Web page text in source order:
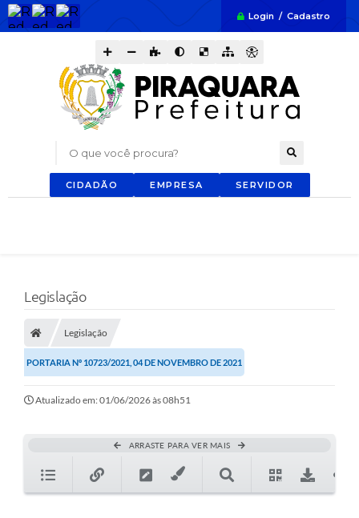
Login / Cadastro
O que você procura?
CIDADÃO EMPRESA SERVIDOR
Legislação
Legislação
PORTARIA Nº 10723/2021, 04 DE NOVEMBRO DE 2021
Atualizado em: 01/06/2026 às 08h51
ARRASTE PARA VER MAIS